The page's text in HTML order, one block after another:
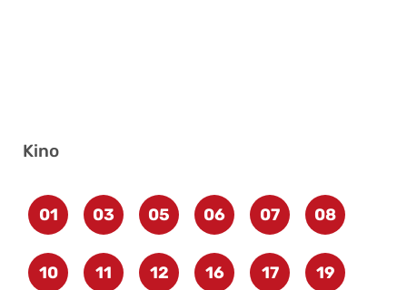
Kino
01 03 05 06 07 08
10 11 12 16 17 19